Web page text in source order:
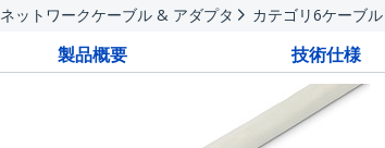
ネットワークケーブル & アダプタ カテゴリ6ケーブル
製品概要 技術仕様